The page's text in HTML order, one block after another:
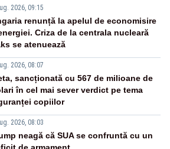
2026, 09:15
renunță la apelul de economisire
Criza de la centrala nucleară
se atenuează
2026, 08:07
sancționată cu 567 de milioane de
în cel mai sever verdict pe tema
copiilor
2026, 08:03
neagă că SUA se confruntă cu un
de armament